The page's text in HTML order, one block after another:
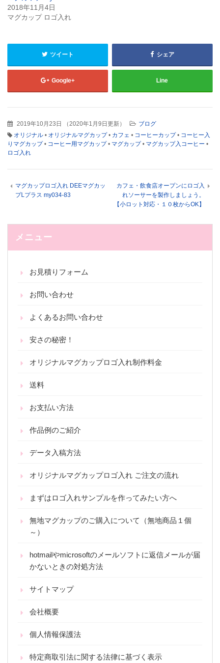
ま
す)
ウ
ィ
ン
開
き
ま
す)
2018年11月4日
マグカップ ロゴ入れ
ツイート シェア
Google+ Line
2019年10月23日 （2020年1月9日更新）
ブログ
オリジナル • オリジナルマグカップ• カフェ • コーヒーカップ• コーヒー入
りマグカップ• コーヒー用マグカップ• マグカップ• マグカップ入コーヒー •
ロゴ入れ
マグカップロゴ入れ DEEマグカッ
プLプラス my034-83
カフェ・飲食店オープンにロゴ入
れソーサーを製作しましょう。
【小ロット対応・１０枚からOK】
メニュー
お見積りフォーム
お問い合わせ
よくあるお問い合わせ
安さの秘密！
オリジナルマグカップロゴ入れ制作料金
送料
お支払い方法
作品例のご紹介
データ入稿方法
オリジナルマグカップロゴ入れ ご注文の流れ
まずはロゴ入れサンプルを作ってみたい方へ
無地マグカップのご購入について（無地商品１個
～）
hotmailやmicrosoftのメールソフトに返信メールが届
かないときの対処方法
サイトマップ
会社概要
個人情報保護法
特定商取引法に関する法律に基づく表示